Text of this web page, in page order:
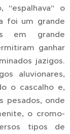
"espalhava" o
foi um grande
em grande
ganhar
jazigos.
aluvionares,
o cascalho e,
pesados, onde
o cromo-
tipos de